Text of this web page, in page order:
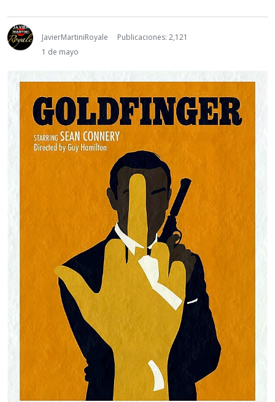
JavierMartiniRoyale
Publicaciones: 2,121
1 de mayo